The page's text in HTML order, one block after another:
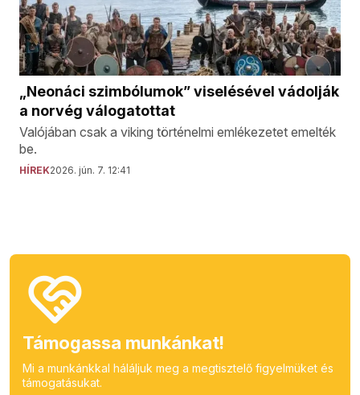
„Neonáci szimbólumok” viselésével vádolják
a norvég válogatottat
Valójában csak a viking történelmi emlékezetet emelték
be.
HÍREK2026. jún. 7. 12:41
Támogassa munkánkat!
Mi a munkánkkal háláljuk meg a megtisztelő figyelmüket és
támogatásukat.